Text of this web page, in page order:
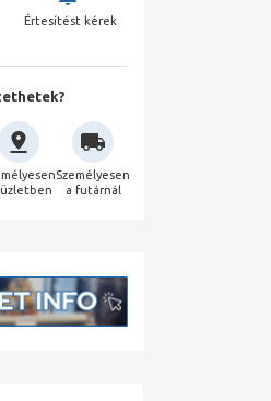
Értesítést kérek
üzletben
Személyesen
a futárnál